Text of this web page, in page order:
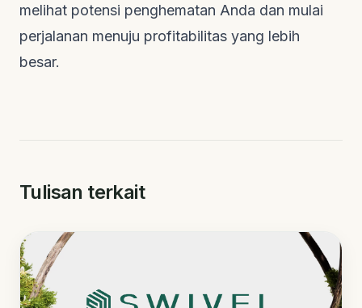
melihat potensi penghematan Anda dan mulai
perjalanan menuju profitabilitas yang lebih
besar.
Tulisan terkait